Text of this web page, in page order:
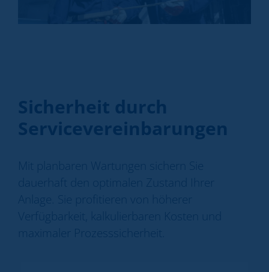
Sicherheit durch
Servicevereinbarungen
Mit planbaren Wartungen sichern Sie
dauerhaft den optimalen Zustand Ihrer
Anlage. Sie profitieren von höherer
Verfügbarkeit, kalkulierbaren Kosten und
maximaler Prozesssicherheit.